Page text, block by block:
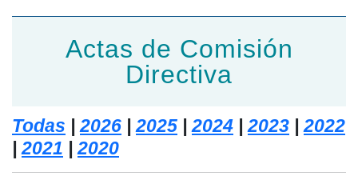
Actas de Comisión
Directiva
Todas | 2026 | 2025 | 2024 | 2023 | 2022
| 2021 | 2020